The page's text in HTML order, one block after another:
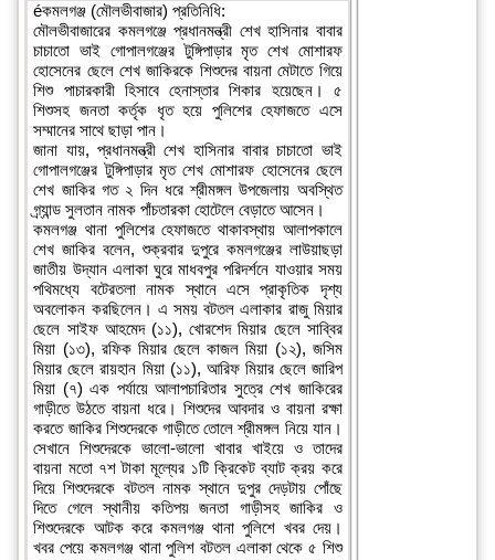
éকমলগঞ্জ (মৌলভীবাজার) প্রতিনিধি:
মৌলভীবাজারের কমলগঞ্জে প্রধানমন্ত্রী শেখ হাসিনার বাবার
চাচাতো ভাই গোপালগঞ্জের টুঙ্গিপাড়ার মৃত শেখ মোশারফ
হোসেনের ছেলে শেখ জাকিরকে শিশুদের বায়না মেটাতে গিয়ে
শিশু পাচারকারী হিসাবে হেনাস্তার শিকার হয়েছেন। ৫
শিশুসহ জনতা কর্তৃক ধৃত হয়ে পুলিশের হেফাজতে এসে
সম্মানের সাথে ছাড়া পান।
জানা যায়, প্রধানমন্ত্রী শেখ হাসিনার বাবার চাচাতো ভাই
গোপালগঞ্জের টুঙ্গিপাড়ার মৃত শেখ মোশারফ হোসেনের ছেলে
শেখ জাকির গত ২ দিন ধরে শ্রীমঙ্গল উপজেলায় অবস্থিত
গ্র্যান্ড সুলতান নামক পাঁচতারকা হোটেলে বেড়াতে আসেন।
কমলগঞ্জ থানা পুলিশের হেফাজতে থাকাবস্থায় আলাপকালে
শেখ জাকির বলেন, শুক্রবার দুপুরে কমলগঞ্জের লাউয়াছড়া
জাতীয় উদ্যান এলাকা ঘুরে মাধবপুর পরিদর্শনে যাওয়ার সময়
পথিমধ্যে বটেরতলা নামক স্থানে এসে প্রাকৃতিক দৃশ্য
অবলোকন করছিলেন। এ সময় বটতল এলাকার রাজু মিয়ার
ছেলে সাইফ আহমেদ (১১), খোরশেদ মিয়ার ছেলে সাব্বির
মিয়া (১৩), রফিক মিয়ার ছেলে কাজল মিয়া (১২), জসিম
মিয়ার ছেলে রায়হান মিয়া (১১), আরিফ মিয়ার ছেলে জারিপ
মিয়া (৭) এক পর্যায়ে আলাপচারিতার সুত্রে শেখ জাকিরের
গাড়ীতে উঠতে বায়না ধরে। শিশুদের আবদার ও বায়না রক্ষা
করতে জাকির শিশুদেরকে গাড়ীতে তোলে শ্রীমঙ্গল নিয়ে যান।
সেখানে শিশুদেরকে ভালো-ভালো খাবার খাইয়ে ও তাদের
বায়না মতো ৭শ টাকা মূল্যের ১টি ক্রিকেট ব্যাট ক্রয় করে
দিয়ে শিশুদেরকে বটতল নামক স্থানে দুপুর দেড়টায় পোঁছে
দিতে গেলে স্থানীয় কতিপয় জনতা গাড়ীসহ জাকির ও
শিশুদেরকে আটক করে কমলগঞ্জ থানা পুলিশে খবর দেয়।
খবর পেয়ে কমলগঞ্জ থানা পুলিশ বটতল এলাকা থেকে ৫ শিশু